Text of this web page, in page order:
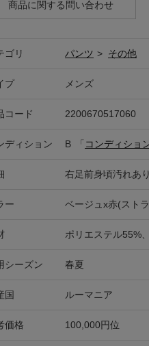
商品に関する問い合わせ
ゴリ パンツ > その他
プ メンズ
コード 2200670517060
ディション B 「 コンディショ
右足前身頃汚れあり
ー ベージュx赤(スト
ポリエステル55%
シーズン 春夏
国 ルーマニア
価格 100,000円位